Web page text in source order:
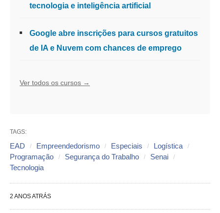
tecnologia e inteligência artificial
Google abre inscrições para cursos gratuitos
de IA e Nuvem com chances de emprego
Ver todos os cursos →
TAGS:
EAD Empreendedorismo Especiais
Logística
Programação
Segurança do Trabalho
Senai
Tecnologia
2 ANOS ATRÁS